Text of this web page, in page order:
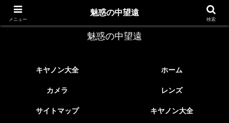
レトロなEFレンズ
魅惑の中望遠
キヤノン大全 ホーム
カメラ レンズ
サイトマップ キヤノン大全
メニュー
魅惑の中望遠
検索